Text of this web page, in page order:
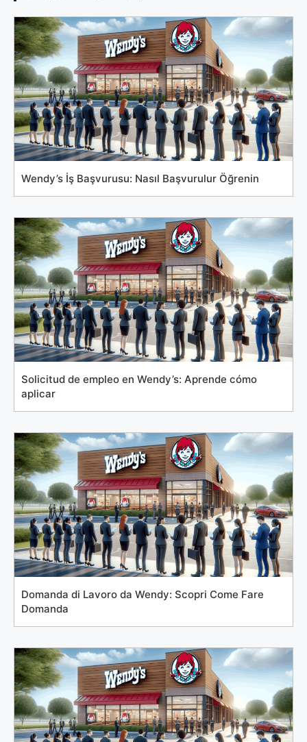
Wendy’s İş Başvurusu: Nasıl Başvurulur Öğrenin
Solicitud de empleo en Wendy’s: Aprende cómo
aplicar
Domanda di Lavoro da Wendy: Scopri Come Fare
Domanda